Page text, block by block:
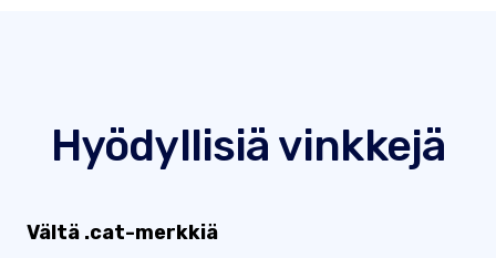
Hyödyllisiä vinkkejä
Vältä .cat-merkkiä